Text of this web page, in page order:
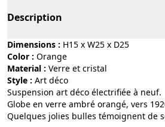
Description
Dimensions : H15 x W25 x D25
Color :
orange
Material :
verre et cristal
Style :
art déco
Suspension art déco électrifiée à neuf.
Globe en verre ambré orangé, vers
Quelques jolies bulles témoignent de